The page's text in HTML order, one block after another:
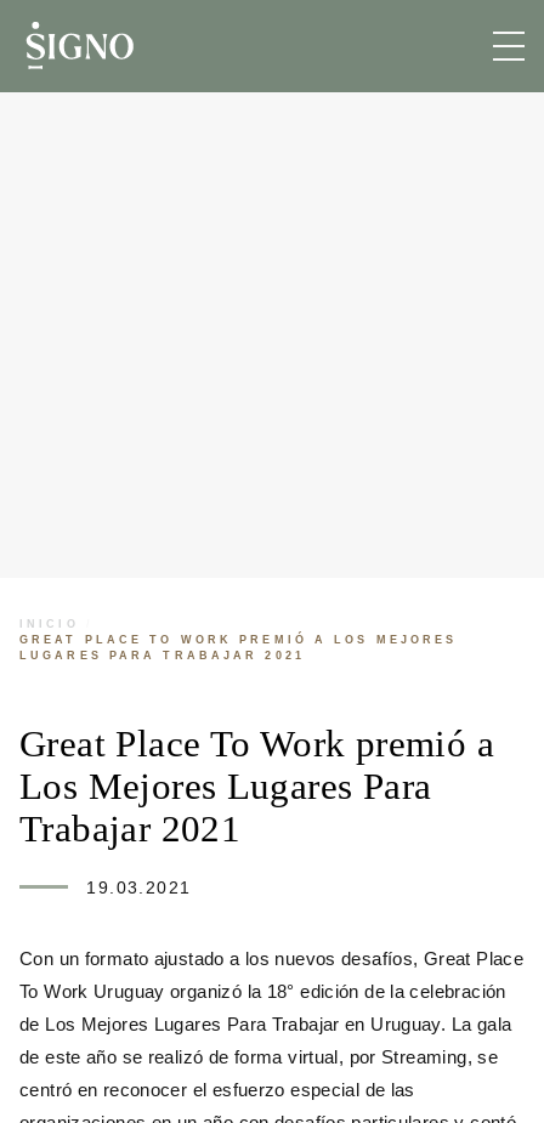
INICIO
GREAT PLACE TO WORK PREMIÓ A LOS MEJORES
LUGARES PARA TRABAJAR 2021
Great Place To Work premió a
Los Mejores Lugares Para
Trabajar 2021
19.03.2021
Con un formato ajustado a los nuevos desafíos, Great Place
To Work Uruguay organizó la 18° edición de la celebración
de Los Mejores Lugares Para Trabajar en Uruguay. La gala
de este año se realizó de forma virtual, por Streaming, se
centró en reconocer el esfuerzo especial de las